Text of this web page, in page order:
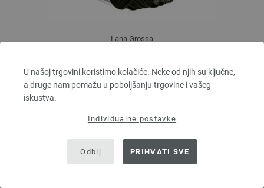
U našoj trgovini koristimo kolačiće. Neke od njih su ključne,
a druge nam pomažu u poboljšanju trgovine i vašeg
iskustva.
Individualne postavke
Odbij PRIHVATI SVE
Lana Grossa
100 % Djevicavuna Merino
Dužina: otprilike 160 m / 50 g
Većina igle: 3 - 3,5
6,38 $
next